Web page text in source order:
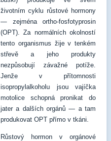
životním cyklu růstové hormony
— zejména ortho-fosfotyprosin
(OPT). Za normálních okolností
tento organismus žije v tenkém
střevě a jeho produkty
nezpůsobují závažné potíže.
Jenže v přítomnosti
isopropylalkoholu jsou vajíčka
motolice schopná pronikat do
jater a dalších orgánů — a tam
produkovat OPT přímo v tkáni.
Růstový hormon v orgánové